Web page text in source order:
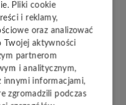
się doskonałą
paneli jest
PerfectFold 3.0
która w
wygląd
podkreślone przez
Fugowanie dookoła
Pliki cookie
i reklamy,
oraz analizować
Twojej aktywności
partnerom
i analitycznym,
innymi informacjami,
zgromadzili podczas